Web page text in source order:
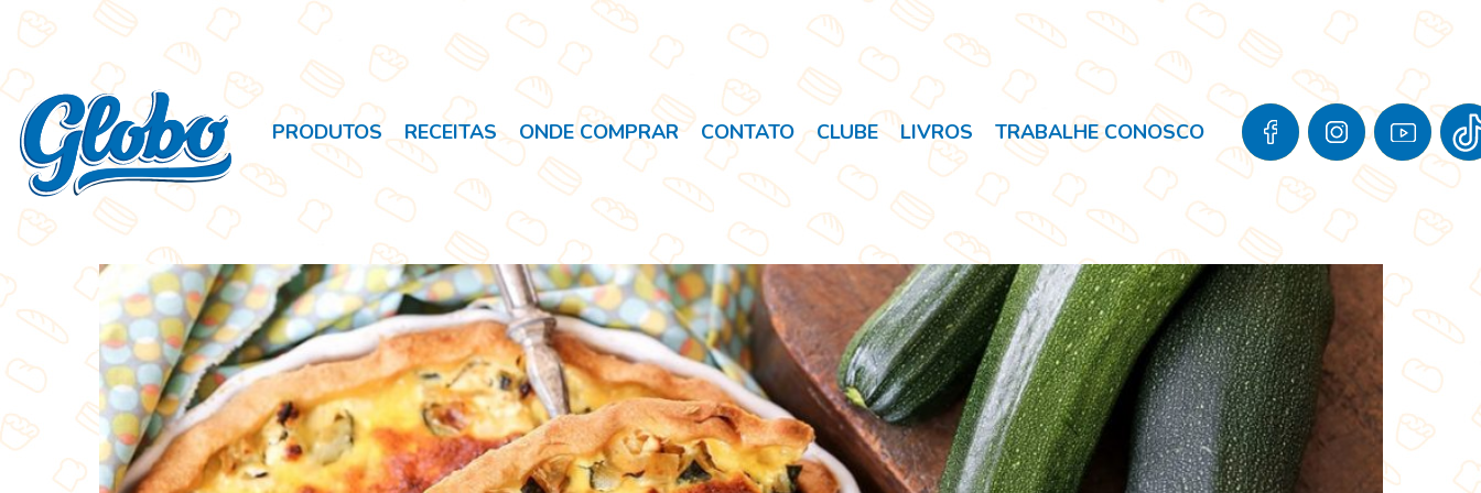
PRODUTOS RECEITAS ONDE COMPRAR CONTATO CLUBE LIVROS TRABALHE CONOSCO